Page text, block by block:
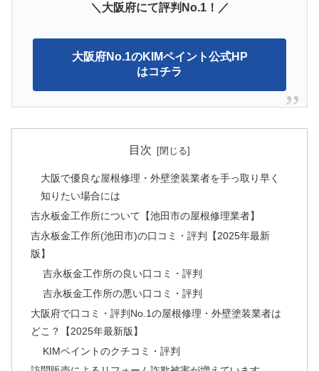
＼大阪府にて評判No.1！／
大阪府No.1のKIMペイント公式HP
はコチラ
目次
大阪で優良な屋根修理・外壁塗装業者を手っ取り早く
知りたい場合には
吉永板金工作所について【池田市の屋根修理業者】
吉永板金工作所(池田市)の口コミ・評判【2025年最新
版】
吉永板金工作所の良い口コミ・評判
吉永板金工作所の悪い口コミ・評判
大阪府で口コミ・評判No.1の屋根修理・外壁塗装業者は
どこ？【2025年最新版】
KIMペイントのクチコミ・評判